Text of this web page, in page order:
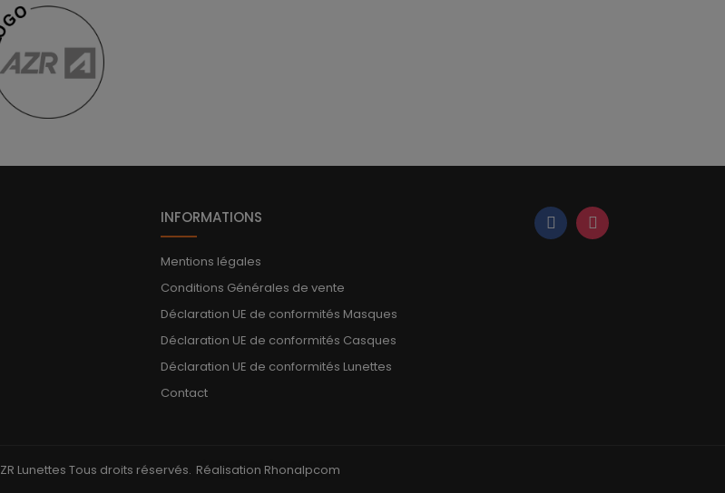
INFORMATIONS
Mentions légales
Conditions Générales de vente
Déclaration UE de conformités Masques
Déclaration UE de conformités Casques
Déclaration UE de conformités Lunettes
Contact
Lunettes Tous droits réservés. Réalisation Rhonalpcom